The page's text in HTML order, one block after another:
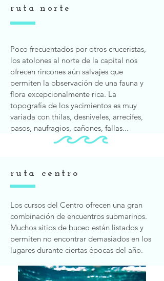
ruta norte
Poco frecuentados por otros cruceristas,
los atolones al norte de la capital nos
ofrecen rincones aún salvajes que
permiten la observación de una fauna y
flora excepcionalmente rica. La
topografía de los yacimientos es muy
variada con thilas, desniveles, arrecifes,
pasos, naufragios, cañones, fallas...
ruta centro
Los cursos del Centro ofrecen una gran
combinación de encuentros submarinos.
Muchos sitios de buceo están listados y
permiten no encontrar demasiados en los
lugares durante ciertas épocas del año.